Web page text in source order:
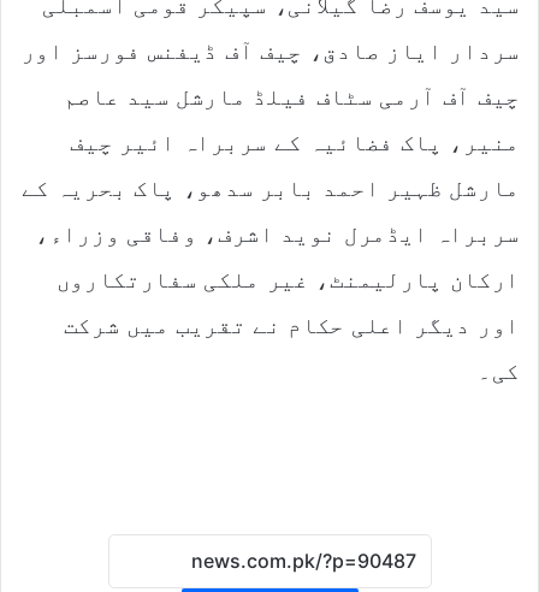
سردار ایاز صادق، چیف آف ڈیفنس فورسز اور
چیف آف آرمی سٹاف فیلڈ مارشل سید عاصم
منیر، پاک فضائیہ کے سربراہ ائیر چیف
مارشل ظہیر احمد بابر سدھو، پاک بحریہ کے
سربراہ ایڈمرل نوید اشرف، وفاقی وزراء،
ارکان پارلیمنٹ، غیر ملکی سفارتکاروں
اور دیگر اعلی حکام نے تقریب میں شرکت
کی۔